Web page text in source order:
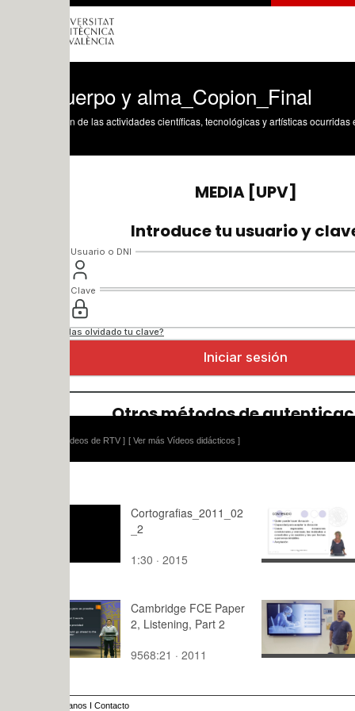
y alma_Copion_Final
de las actividades científicas, tecnológicas y artísticas ocurridas en los tres
[ Ver más Vídeos didácticos ]
Cortografias_2011_02
1:30 · 2015
donante y
donatario
7:42 · 2010
Cambridge FCE Paper
2, Listening, Part 2
9568:21 · 2011
Applied
10
7:36 · 2024